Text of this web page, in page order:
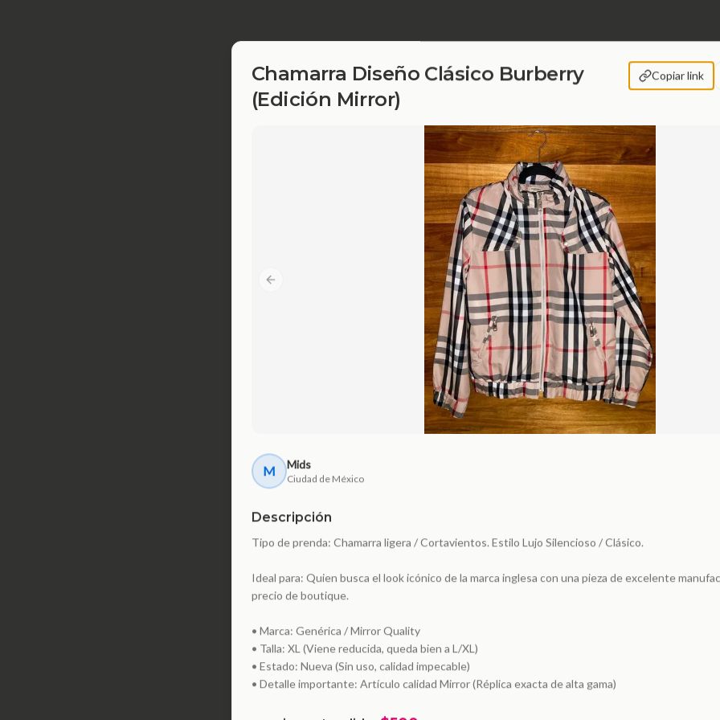
Chamarra Diseño Clásico Burberry
(Edición Mirror)
Copiar link
Previous slide
M Mids
Ciudad de México
Descripción
Tipo de prenda: Chamarra ligera / Cortavientos. Estilo Lujo Silencioso / Clásico.
Ideal para: Quien busca el look icónico de la marca inglesa con una pieza de excelente
precio de boutique.
• Marca: Genérica / Mirror Quality
• Talla: XL (Viene reducida, queda bien a L/XL)
• Estado: Nueva (Sin uso, calidad impecable)
• Detalle importante: Artículo calidad Mirror (Réplica exacta de alta gama)